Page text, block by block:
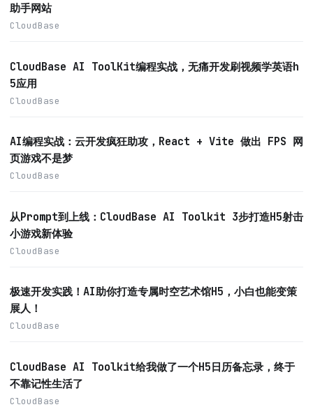
助手网站
CloudBase
CloudBase AI ToolKit编程实战，无痛开发刷视频学英语h
5应用
CloudBase
AI编程实战：云开发疯狂助攻，React + Vite 做出 FPS 网
页游戏不是梦
CloudBase
从Prompt到上线：CloudBase AI Toolkit 3步打造H5射击
小游戏新体验
CloudBase
极速开发实践！AI助你打造专属时空艺术馆H5，小白也能变策
展人！
CloudBase
CloudBase AI Toolkit给我做了一个H5日历备忘录，终于
不靠记性生活了
CloudBase